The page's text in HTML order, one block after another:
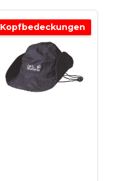
Kopfbedeckungen